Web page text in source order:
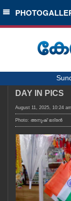
SECTIONS
HOME
NOTIFIED NEWS
KERALA
LOCAL
OBITUARY
DAY IN PICS
August 11, 2025, 10:24 am
Photo: അനുഷ്‍ ഭദ്രൻ